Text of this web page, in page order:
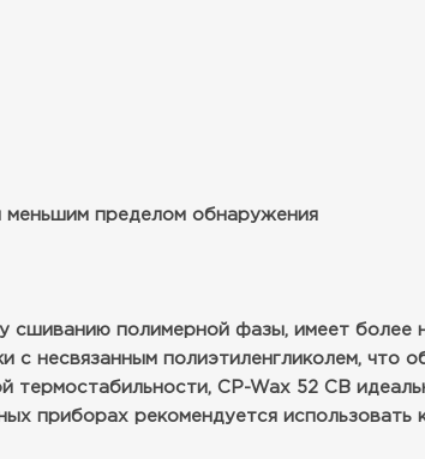
пределом обнаружения
сшиванию полимерной фазы, имеет
с несвязанным полиэтиленгликолем, что
термостабильности, CP-Wax 52 CB
приборах рекомендуется использовать